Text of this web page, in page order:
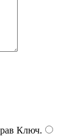
Ключ.